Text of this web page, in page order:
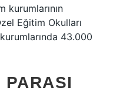
kurumlarının
Eğitim Okulları
43.000